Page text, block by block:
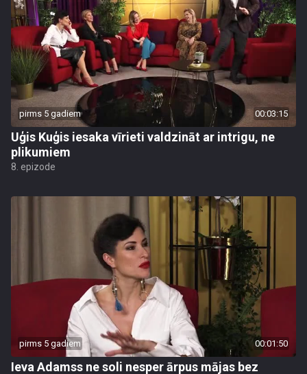
pirms 5 gadiem 00:03:15
Uģis Kuģis iesaka vīrieti valdzināt ar intrigu, ne
plikumiem
8. epizode
pirms 5 gadiem 00:01:50
Ieva Adamss ne soli nesper ārpus mājas bez